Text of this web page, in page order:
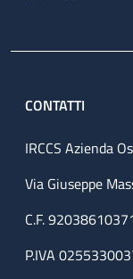
CONTATTI
IRCCS Azienda
Via Giuseppe
C.F.
P.IVA